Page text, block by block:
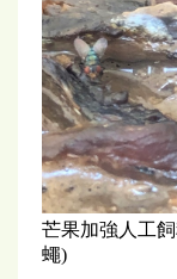
芒果加強人工
蠅)